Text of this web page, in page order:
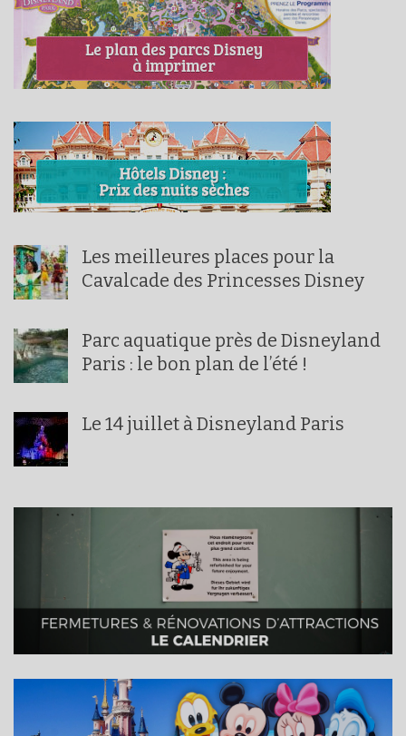
Les meilleures places pour la
Cavalcade des Princesses Disney
Parc aquatique près de Disneyland
Paris : le bon plan de l’été !
Le 14 juillet à Disneyland Paris